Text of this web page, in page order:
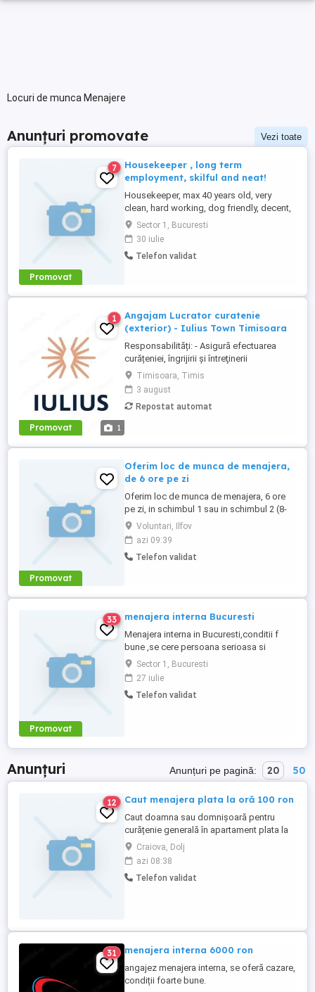
Locuri de munca Menajere
Anunțuri promovate Vezi toate
Promovat
7
Housekeeper , long term
employment, skilful and neat!
Housekeeper, max 40 years old, very
clean, hard working, dog friendly, decent,
high cleaning command, for long time
employment, in Bucharest, Bucuresti Noi
area, serios and very clean, 8h day, from
Monday to Friday, sometimes during
Sector 1, Bucuresti
30 iulie
Telefon validat
Promovat 1
1
Angajam Lucrator curatenie
(exterior) - Iulius Town Timisoara
Responsabilități: - Asigură efectuarea
curățeniei, îngrijirii şi întreţinerii
amplasamentului exterior al Mall-ului; -
Colectează cartoanele din locaţie şi le
trimite spre punctul de colectare; - Pe timp
de iarnă procedează la îndepărtarea
Timisoara, Timis
3 august
Repostat automat
Promovat
Oferim loc de munca de menajera,
de 6 ore pe zi
Oferim loc de munca de menajera, 6 ore
pe zi, in schimbul 1 sau in schimbul 2 (8-
14 sau 14-20). Salariu 6.000 Ron, in
primele doua luni plata la zi.
Voluntari, Ilfov
azi 09:39
Telefon validat
Promovat
33 menajera interna Bucuresti
Menajera interna in Bucuresti,conditii f
bune ,se cere persoana serioasa si
responsabila, .Salariu 4000-
4500ron.Lasati mes cu nr de tel pe si
orasul sau judetul unde locuiti si va voi
contacta eu.Multumesc.
Sector 1, Bucuresti
27 iulie
Telefon validat
Anunțuri Anunțuri pe pagină: 20 50
12 Caut menajera plata la oră 100 ron
Caut doamna sau domnișoară pentru
curățenie generală în apartament plata la
oră 100 Ron,mai multe detalii aștept
mesajul tau.
Craiova, Dolj
azi 08:38
Telefon validat
31 menajera interna 6000 ron
angajez menajera interna, se oferă cazare,
condiții foarte bune.